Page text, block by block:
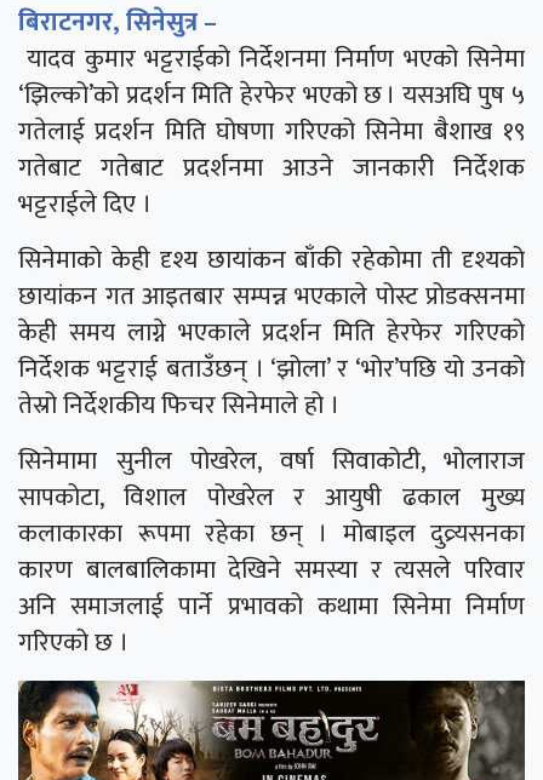
बिराटनगर, सिनेसुत्र –
यादव कुमार भट्टराईको निर्देशनमा निर्माण भएको सिनेमा
‘झिल्को’को प्रदर्शन मिति हेरफेर भएको छ । यसअघि पुष ५
गतेलाई प्रदर्शन मिति घोषणा गरिएको सिनेमा बैशाख १९
गतेबाट गतेबाट प्रदर्शनमा आउने जानकारी निर्देशक
भट्टराईले दिए ।
सिनेमाको केही दृश्य छायांकन बाँकी रहेकोमा ती दृश्यको
छायांकन गत आइतबार सम्पन्न भएकाले पोस्ट प्रोडक्सनमा
केही समय लाग्ने भएकाले प्रदर्शन मिति हेरफेर गरिएको
निर्देशक भट्टराई बताउँछन् । ‘झोला’ र ‘भोर’पछि यो उनको
तेस्रो निर्देशकीय फिचर सिनेमाले हो ।
सिनेमामा सुनील पोखरेल, वर्षा सिवाकोटी, भोलाराज
सापकोटा, विशाल पोखरेल र आयुषी ढकाल मुख्य
कलाकारका रूपमा रहेका छन् । मोबाइल दुव्र्यसनका
कारण बालबालिकामा देखिने समस्या र त्यसले परिवार
अनि समाजलाई पार्ने प्रभावको कथामा सिनेमा निर्माण
गरिएको छ ।